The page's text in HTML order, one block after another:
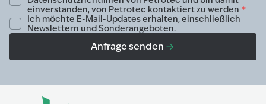
einverstanden, von Petrotec kontaktiert zu werden *
Ich möchte E-Mail-Updates erhalten, einschließlich
Newslettern und Sonderangeboten.
Anfrage senden